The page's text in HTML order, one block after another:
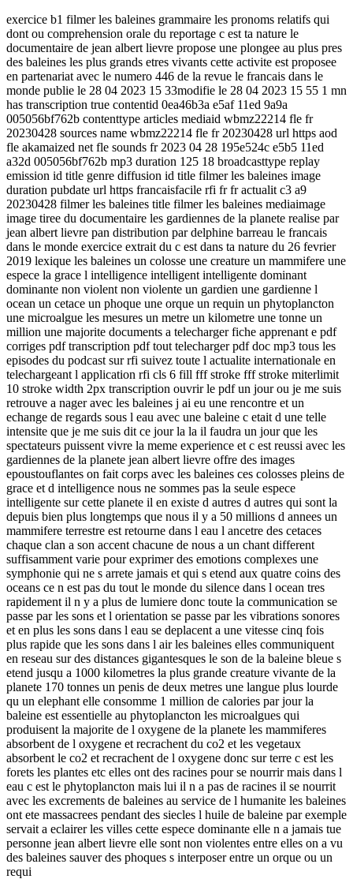
exercice b1 filmer les baleines grammaire les pronoms relatifs qui
dont ou comprehension orale du reportage c est ta nature le
documentaire de jean albert lievre propose une plongee au plus pres
des baleines les plus grands etres vivants cette activite est proposee
en partenariat avec le numero 446 de la revue le francais dans le
monde publie le 28 04 2023 15 33modifie le 28 04 2023 15 55 1 mn
has transcription true contentid 0ea46b3a e5af 11ed 9a9a
005056bf762b contenttype articles mediaid wbmz22214 fle fr
20230428 sources name wbmz22214 fle fr 20230428 url https aod
fle akamaized net fle sounds fr 2023 04 28 195e524c e5b5 11ed
a32d 005056bf762b mp3 duration 125 18 broadcasttype replay
emission id title genre diffusion id title filmer les baleines image
duration pubdate url https francaisfacile rfi fr fr actualit c3 a9
20230428 filmer les baleines title filmer les baleines mediaimage
image tiree du documentaire les gardiennes de la planete realise par
jean albert lievre pan distribution par delphine barreau le francais
dans le monde exercice extrait du c est dans ta nature du 26 fevrier
2019 lexique les baleines un colosse une creature un mammifere une
espece la grace l intelligence intelligent intelligente dominant
dominante non violent non violente un gardien une gardienne l
ocean un cetace un phoque une orque un requin un phytoplancton
une microalgue les mesures un metre un kilometre une tonne un
million une majorite documents a telecharger fiche apprenant e pdf
corriges pdf transcription pdf tout telecharger pdf doc mp3 tous les
episodes du podcast sur rfi suivez toute l actualite internationale en
telechargeant l application rfi cls 6 fill fff stroke fff stroke miterlimit
10 stroke width 2px transcription ouvrir le pdf un jour ou je me suis
retrouve a nager avec les baleines j ai eu une rencontre et un
echange de regards sous l eau avec une baleine c etait d une telle
intensite que je me suis dit ce jour la la il faudra un jour que les
spectateurs puissent vivre la meme experience et c est reussi avec les
gardiennes de la planete jean albert lievre offre des images
epoustouflantes on fait corps avec les baleines ces colosses pleins de
grace et d intelligence nous ne sommes pas la seule espece
intelligente sur cette planete il en existe d autres d autres qui sont la
depuis bien plus longtemps que nous il y a 50 millions d annees un
mammifere terrestre est retourne dans l eau l ancetre des cetaces
chaque clan a son accent chacune de nous a un chant different
suffisamment varie pour exprimer des emotions complexes une
symphonie qui ne s arrete jamais et qui s etend aux quatre coins des
oceans ce n est pas du tout le monde du silence dans l ocean tres
rapidement il n y a plus de lumiere donc toute la communication se
passe par les sons et l orientation se passe par les vibrations sonores
et en plus les sons dans l eau se deplacent a une vitesse cinq fois
plus rapide que les sons dans l air les baleines elles communiquent
en reseau sur des distances gigantesques le son de la baleine bleue s
etend jusqu a 1000 kilometres la plus grande creature vivante de la
planete 170 tonnes un penis de deux metres une langue plus lourde
qu un elephant elle consomme 1 million de calories par jour la
baleine est essentielle au phytoplancton les microalgues qui
produisent la majorite de l oxygene de la planete les mammiferes
absorbent de l oxygene et recrachent du co2 et les vegetaux
absorbent le co2 et recrachent de l oxygene donc sur terre c est les
forets les plantes etc elles ont des racines pour se nourrir mais dans l
eau c est le phytoplancton mais lui il n a pas de racines il se nourrit
avec les excrements de baleines au service de l humanite les baleines
ont ete massacrees pendant des siecles l huile de baleine par exemple
servait a eclairer les villes cette espece dominante elle n a jamais tue
personne jean albert lievre elle sont non violentes entre elles on a vu
des baleines sauver des phoques s interposer entre un orque ou un
requi